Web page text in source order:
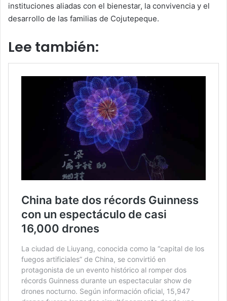
instituciones aliadas con el bienestar, la convivencia y el
desarrollo de las familias de Cojutepeque.
Lee también: